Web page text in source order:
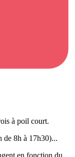
à poil court.
de 8h à 17h30)...
en fonction du